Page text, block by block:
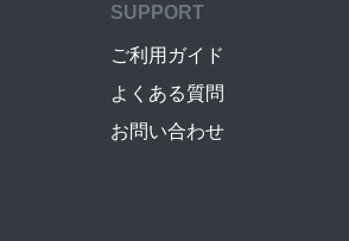
SUPPORT
ご利用ガイド
よくある質問
お問い合わせ